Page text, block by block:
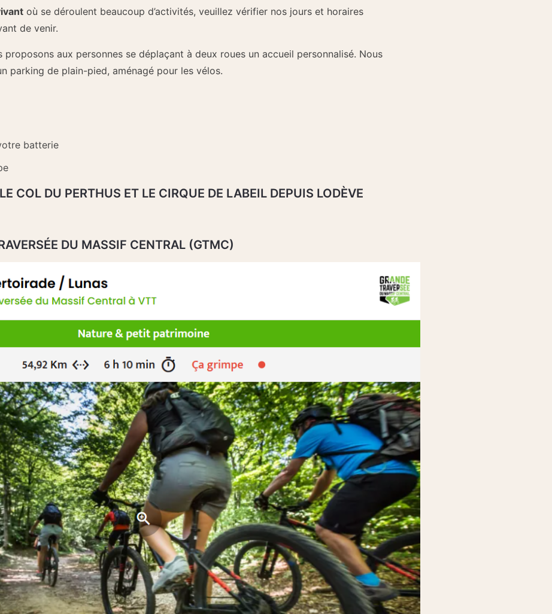
où se déroulent beaucoup d’activités, veuillez vérifier nos jours et horaires
de venir.
proposons aux personnes se déplaçant à deux roues un accueil personnalisé. Nous
parking de plain-pied, aménagé pour les vélos.
batterie
COL DU PERTHUS ET LE CIRQUE DE LABEIL DEPUIS LODÈVE
DU MASSIF CENTRAL (GTMC)